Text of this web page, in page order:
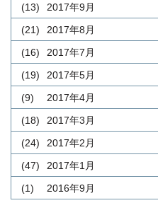
2017年9月
(13)
2017年8月
(21)
2017年7月
(16)
2017年5月
(19)
2017年4月
(9)
2017年3月
(18)
2017年2月
(24)
2017年1月
(47)
2016年9月
(1)